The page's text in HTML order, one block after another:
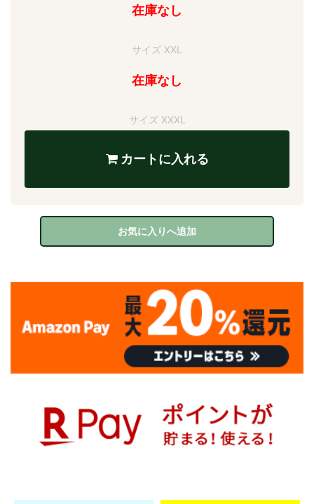
在庫なし
サイズ XXL
在庫なし
サイズ XXXL
カートに入れる
お気に入りへ追加